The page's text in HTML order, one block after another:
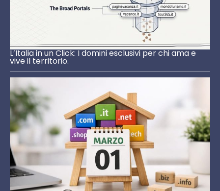
L’Italia in un Click: I domini esclusivi per chi ama e
vive il territorio.